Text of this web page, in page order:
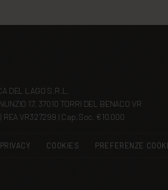
DEL LAGO S.R.L.
17, 37010 TORRI DEL BENACO VR
REA VR327299 | Cap.Soc. €10.000
PRIVACY COOKIES PREFERENZE